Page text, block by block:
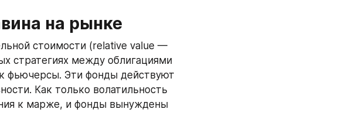
на рынке
стоимости (relative value —
стратегиях между облигациями
фьючерсы. Эти фонды действуют
Как только волатильность
к марже, и фонды вынуждены